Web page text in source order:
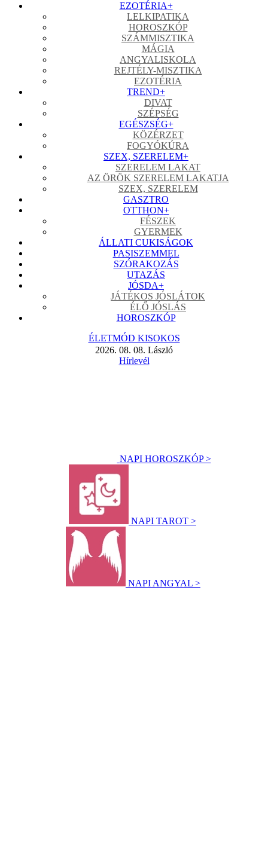
EZOTÉRIA+
LELKIPATIKA
HOROSZKÓP
SZÁMMISZTIKA
MÁGIA
ANGYALISKOLA
REJTÉLY-MISZTIKA
EZOTÉRIA
TREND+
DIVAT
SZÉPSÉG
EGÉSZSÉG+
KÖZÉRZET
FOGYÓKÚRA
SZEX, SZERELEM+
SZERELEM LAKAT
AZ ÖRÖK SZERELEM LAKATJA
SZEX, SZERELEM
GASZTRO
OTTHON+
FÉSZEK
GYERMEK
ÁLLATI CUKISÁGOK
PASISZEMMEL
SZÓRAKOZÁS
UTAZÁS
JÓSDA+
JÁTÉKOS JÓSLÁTOK
ÉLŐ JÓSLÁS
HOROSZKÓP
ÉLETMÓD KISOKOS
2026. 08. 08. László
Hírlevél
NAPI HOROSZKÓP >
NAPI TAROT >
NAPI ANGYAL >